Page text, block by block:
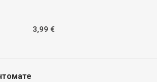
3,99 €